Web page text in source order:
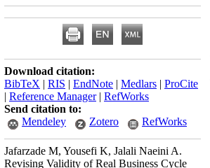
Download citation:
BibTeX | RIS | EndNote | Medlars | ProCite
| Reference Manager| RefWorks
Send citation to:
Mendeley
Zotero RefWorks
Jafarzade M, Yousefi K, Jalali Naeini A.
Revising Validity of Real Business Cycle